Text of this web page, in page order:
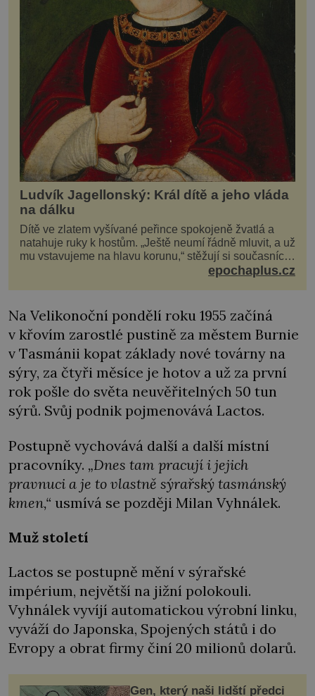
Ludvík Jagellonský: Král dítě a jeho vláda
na dálku
Dítě ve zlatem vyšívané peřince spokojeně žvatlá a
natahuje ruky k hostům. „Ještě neumí řádně mluvit, a už
mu vstavujeme na hlavu korunu,“ stěžují si současníci,
pro které je k neuvěření, že droboučký princ se dnes
epochaplus.cz
Na Velikonoční pondělí roku 1955 začíná
v křovím zarostlé pustině za městem Burnie
v Tasmánii kopat základy nové továrny na
sýry, za čtyři měsíce je hotov a už za první
rok pošle do světa neuvěřitelných 50 tun
sýrů. Svůj podnik pojmenovává Lactos.
Postupně vychovává další a další místní
pracovníky. „Dnes tam pracují i jejich
pravnuci a je to vlastně sýrařský tasmánský
kmen,“ usmívá se později Milan Vyhnálek.
Muž století
Lactos se postupně mění v sýrařské
impérium, největší na jižní polokouli.
Vyhnálek vyvíjí automatickou výrobní linku,
vyváží do Japonska, Spojených států i do
Evropy a obrat firmy činí 20 milionů dolarů.
Gen, který naši lidští předci